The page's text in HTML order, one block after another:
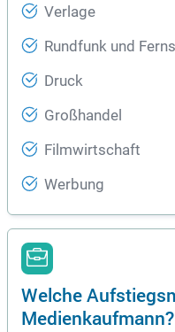
Verlage
Rundfunk und
Druck
Großhandel
Filmwirtschaft
Werbung
Welche
Medienkaufmann?